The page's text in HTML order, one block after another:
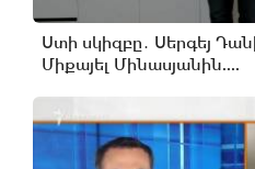
Ստի սկիզբը․ Սերգեյ
Միքայել Մինասյանին....